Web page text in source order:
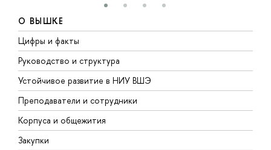
О ВЫШКЕ
Цифры и факты
Руководство и структура
Устойчивое развитие в НИУ ВШЭ
Преподаватели и сотрудники
Корпуса и общежития
Закупки